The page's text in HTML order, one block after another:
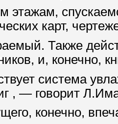
этажам,
карт,
Также
и, конечно,
система
, — говорит
конечно,